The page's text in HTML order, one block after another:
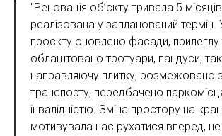
"Реновація об’єкту тривала 5
реалізована у запланований
проєкту оновлено фасади, прилеглу
облаштовано тротуари, пандуси,
направляючу плитку, розмежовано
транспорту, передбачено
інвалідністю. Зміна простору на
мотивувала нас рухатися вперед,